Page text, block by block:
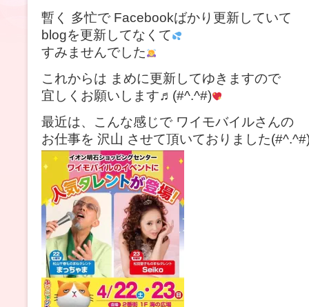
暫く 多忙で Facebookばかり更新していて
blogを更新してなくて
すみませんでした
これからは まめに更新してゆきますので
宜しくお願いします♬(#^.^#)
最近は、こんな感じで ワイモバイルさんの
お仕事を 沢山 させて頂いておりました